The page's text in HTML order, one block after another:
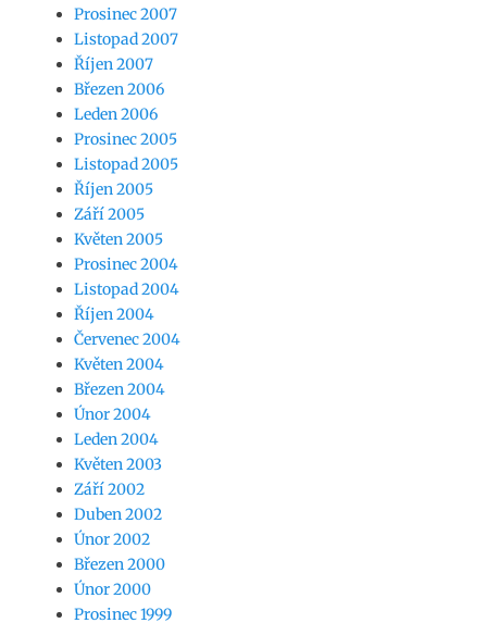
Prosinec 2007
Listopad 2007
Říjen 2007
Březen 2006
Leden 2006
Prosinec 2005
Listopad 2005
Říjen 2005
Září 2005
Květen 2005
Prosinec 2004
Listopad 2004
Říjen 2004
Červenec 2004
Květen 2004
Březen 2004
Únor 2004
Leden 2004
Květen 2003
Září 2002
Duben 2002
Únor 2002
Březen 2000
Únor 2000
Prosinec 1999